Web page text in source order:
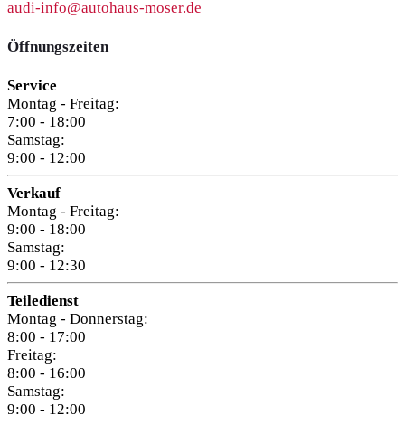
audi-info@autohaus-moser.de
Öffnungszeiten
Service
Montag - Freitag:
7:00 - 18:00
Samstag:
9:00 - 12:00
Verkauf
Montag - Freitag:
9:00 - 18:00
Samstag:
9:00 - 12:30
Teiledienst
Montag - Donnerstag:
8:00 - 17:00
Freitag:
8:00 - 16:00
Samstag:
9:00 - 12:00